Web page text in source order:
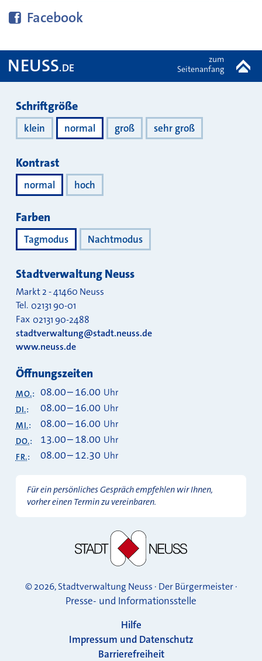
Diese Seite bei
Facebook
NEUSS.DE
zum
Seitenanfang
Darstellung
Schriftgröße
klein normal groß sehr groß
Kontrast
normal hoch
Farben
Tagmodus Nachtmodus
Stadtverwaltung Neuss
Markt 2-41460 Neuss
Tel. 02131 90-01
Fax 02131 90-2488
stadtverwaltung@stadt.neuss.de
www.neuss.de
Öffnungszeiten
MO.: 08.00–16.00 Uhr
DI.: 08.00–16.00 Uhr
MI.: 08.00–16.00 Uhr
DO.: 13.00–18.00 Uhr
FR.: 08.00–12.30 Uhr
Für ein persönliches Gespräch empfehlen wir Ihnen,
vorher einen Termin zu vereinbaren.
© 2026, Stadtverwaltung Neuss · Der Bürgermeister ·
Presse- und Informationsstelle
Hilfe
Impressum und Datenschutz
Barrierefreiheit